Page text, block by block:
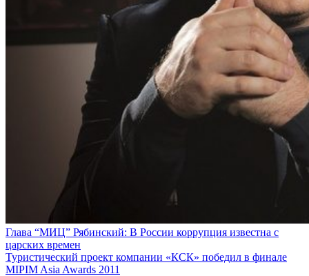
Глава “МИЦ” Рябинский: В России коррупция известна с
царских времен
Туристический проект компании «КСК» победил в финале
MIPIM Asia Awards 2011